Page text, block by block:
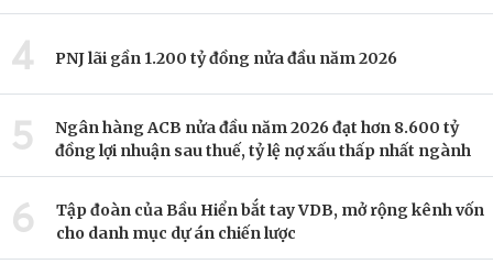
4 PNJ lãi gần 1.200 tỷ đồng nửa đầu năm 2026
5
Ngân hàng ACB nửa đầu năm 2026 đạt hơn 8.600 tỷ
đồng lợi nhuận sau thuế, tỷ lệ nợ xấu thấp nhất ngành
6
Tập đoàn của Bầu Hiển bắt tay VDB, mở rộng kênh vốn
cho danh mục dự án chiến lược